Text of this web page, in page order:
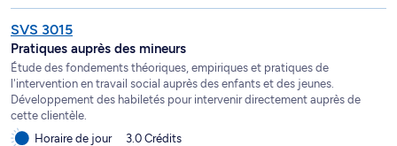
SVS 3015
Pratiques auprès des mineurs
Étude des fondements théoriques, empiriques et pratiques de
l'intervention en travail social auprès des enfants et des jeunes.
Développement des habiletés pour intervenir directement auprès de
cette clientèle.
Horaire de jour
3.0 Crédits